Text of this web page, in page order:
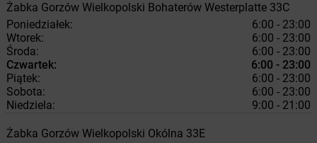
Żabka Gorzów Wielkopolski Bohaterów Westerplatte 33C
Poniedziałek:
6:00 - 23:00
Wtorek:
6:00 - 23:00
Środa:
6:00 - 23:00
Czwartek:
6:00 - 23:00
Piątek:
6:00 - 23:00
Sobota:
6:00 - 23:00
Niedziela:
9:00 - 21:00
Żabka Gorzów Wielkopolski Okólna 33E